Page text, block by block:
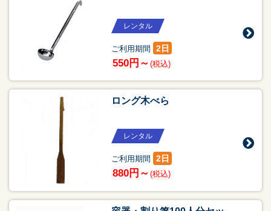
レンタル
ご利用期間 2日
550円～ (税込)
ロング木べら
レンタル
ご利用期間 2日
880円～ (税込)